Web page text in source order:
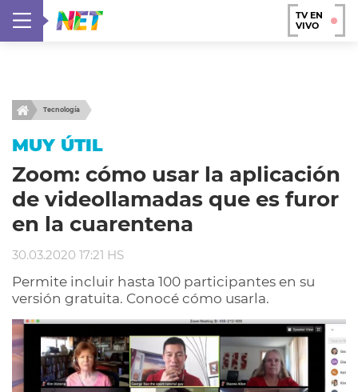
TV EN
VIVO
Tecnología
MUY ÚTIL
Zoom: cómo usar la aplicación
de videollamadas que es furor
en la cuarentena
30.03.2020 17:21 HS
Permite incluir hasta 100 participantes en su
versión gratuita. Conocé cómo usarla.